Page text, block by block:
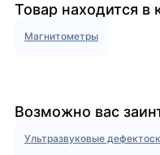
Товар находится в
Магнитометры
Возможно вас
Ультразвуковые